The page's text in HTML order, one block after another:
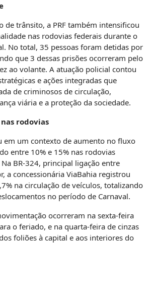
de trânsito, a PRF também intensificou
nas rodovias federais durante o
No total, 35 pessoas foram detidas por
que 3 dessas prisões ocorreram pelo
ao volante. A atuação policial contou
e ações integradas que
de criminosos de circulação,
viária e a proteção da sociedade.
rodovias
em um contexto de aumento no fluxo
entre 10% e 15% nas rodovias
BR-324, principal ligação entre
a concessionária ViaBahia registrou
na circulação de veículos, totalizando
no período de Carnaval.
ocorreram na sexta-feira
o feriado, e na quarta-feira de cinzas
foliões à capital e aos interiores do